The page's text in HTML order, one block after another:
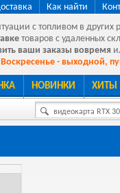
Как найти
с топливом в других
товаров с удаленных
ваши заказы вовремя
Воскресенье - выходной,
НОВИНКИ ХИТЫ
видеокарта RTX